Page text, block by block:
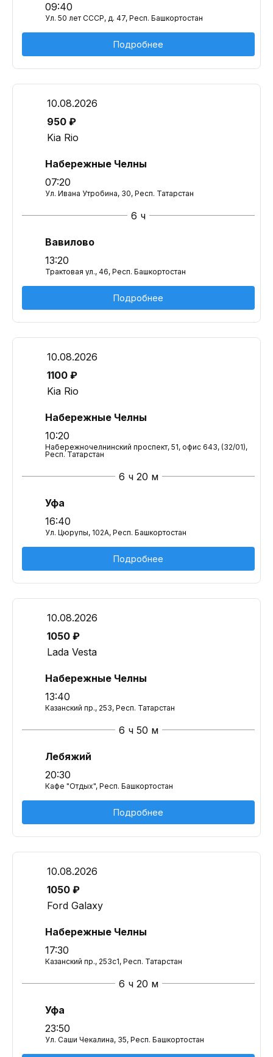
09:40
Ул. 50 лет СССР, д. 47, Респ. Башкортостан
Подробнее
10.08.2026
950 ₽
Kia Rio
Набережные Челны
07:20
Ул. Ивана Утробина, 30, Респ. Татарстан
6 ч
Вавилово
13:20
Трактовая ул., 46, Респ. Башкортостан
Подробнее
10.08.2026
1100 ₽
Kia Rio
Набережные Челны
10:20
Набережночелнинский проспект, 51, офис 643, (32/01),
Респ. Татарстан
6 ч 20 м
Уфа
16:40
Ул. Цюрупы, 102A, Респ. Башкортостан
Подробнее
10.08.2026
1050 ₽
Lada Vesta
Набережные Челны
13:40
Казанский пр., 253, Респ. Татарстан
6 ч 50 м
Лебяжий
20:30
Кафе "Отдых", Респ. Башкортостан
Подробнее
10.08.2026
1050 ₽
Ford Galaxy
Набережные Челны
17:30
Казанский пр., 253с1, Респ. Татарстан
6 ч 20 м
Уфа
23:50
Ул. Саши Чекалина, 35, Респ. Башкортостан